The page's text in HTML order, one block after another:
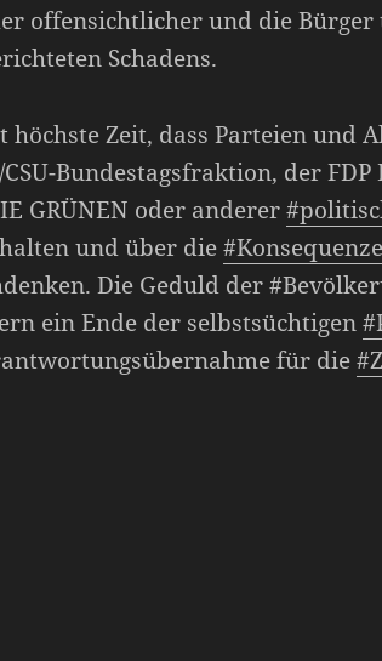
offensichtlicher und die Bürger
Schadens.
höchste Zeit, dass Parteien und
CSU-Bundestagsfraktion, der
GRÜNEN oder anderer
und über die
Die Geduld der
ein Ende der selbstsüchtigen
für die